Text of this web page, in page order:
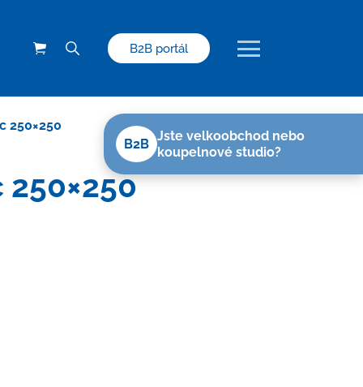
B2B portál
250×250
B2B
Jste velkoobchod nebo
koupelnové studio?